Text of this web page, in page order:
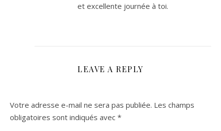
et excellente journée à toi.
LEAVE A REPLY
Votre adresse e-mail ne sera pas publiée. Les champs
obligatoires sont indiqués avec *